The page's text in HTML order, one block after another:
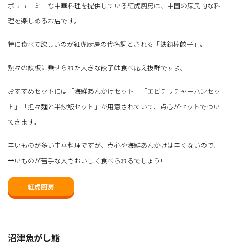
ボリューミーな中華料理を提供している紅虎厨房は、中国の庶民的な料
理を楽しめるお店です。
特に食べて欲しいのが紅虎厨房の代名詞とされる「鉄鍋棒餃子」。
熱々の鉄板に乗せられた大きな餃子は食べ応え抜群ですよ。
おすすめセットには「海鮮あんかけセット」「エビチリチャーハンセッ
ト」「担々麺と半炒飯セット」が用意されていて、点心がセットでつい
てきます。
辛いものが多い中華料理ですが、点心や海鮮あんかけは辛くないので、
辛いものが苦手な人もおいしく食べられるでしょう!
紅虎厨房
沼津魚がし鮨